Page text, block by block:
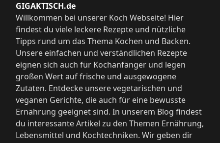
GIGAKTISCH.de
Willkommen bei unserer Koch Webseite! Hier
findest du viele leckere Rezepte und nützliche
Tipps rund um das Thema Kochen und Backen.
Unsere einfachen und verständlichen Rezepte
eignen sich auch für Kochanfänger und legen
großen Wert auf frische und ausgewogene
Zutaten. Entdecke unsere vegetarischen und
veganen Gerichte, die auch für eine bewusste
Ernährung geeignet sind. In unserem Blog findest
du interessante Artikel zu den Themen Ernährung,
Lebensmittel und Kochtechniken. Wir geben dir